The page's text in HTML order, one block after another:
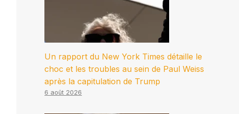
Un rapport du New York Times détaille le
choc et les troubles au sein de Paul Weiss
après la capitulation de Trump
6 août 2026